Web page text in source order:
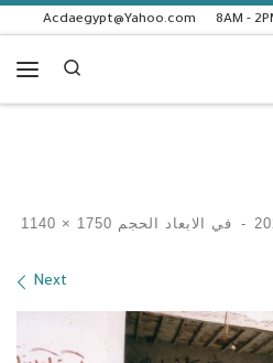
Skip to content
8AM -
Acdaegypt@Yahoo.com
Search
- في الابعاد الحجم
Next